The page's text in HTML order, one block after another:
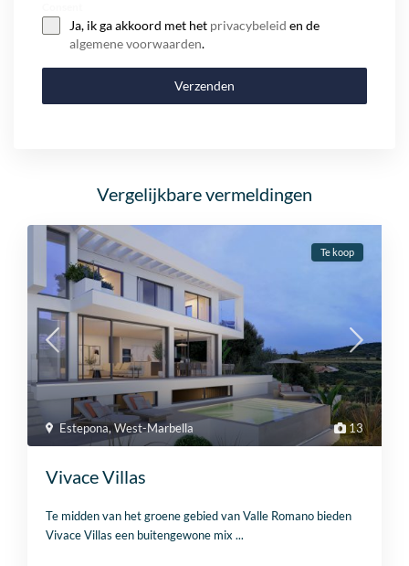
Ja, ik ga akkoord met het privacybeleid en de
algemene voorwaarden.
Verzenden
Vergelijkbare vermeldingen
13
Estepona,West-Marbella
Te koop
Vivace Villas
Te midden van het groene gebied van Valle Romano bieden
Vivace Villas een buitengewone mix...